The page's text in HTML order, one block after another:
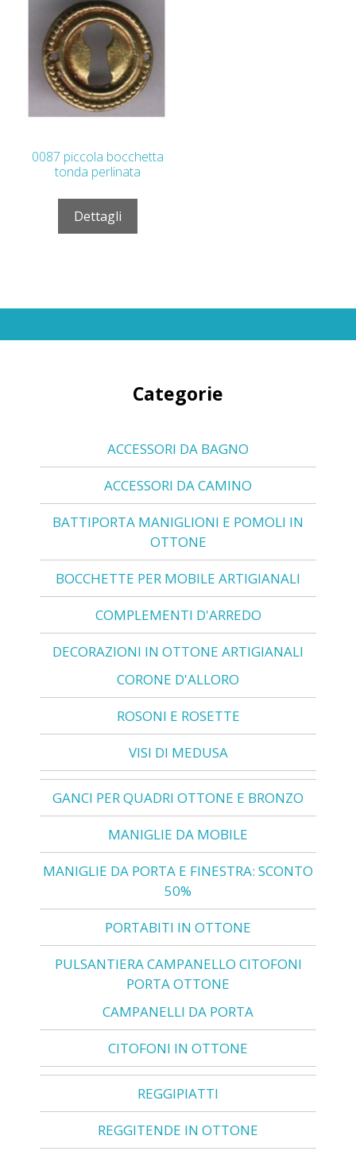
0087 piccola bocchetta
tonda perlinata
Dettagli
Categorie
ACCESSORI DA BAGNO
ACCESSORI DA CAMINO
BATTIPORTA MANIGLIONI E POMOLI IN
OTTONE
BOCCHETTE PER MOBILE ARTIGIANALI
COMPLEMENTI D'ARREDO
DECORAZIONI IN OTTONE ARTIGIANALI
CORONE D'ALLORO
ROSONI E ROSETTE
VISI DI MEDUSA
GANCI PER QUADRI OTTONE E BRONZO
MANIGLIE DA MOBILE
MANIGLIE DA PORTA E FINESTRA: SCONTO
50%
PORTABITI IN OTTONE
PULSANTIERA CAMPANELLO CITOFONI
PORTA OTTONE
CAMPANELLI DA PORTA
CITOFONI IN OTTONE
REGGIPIATTI
REGGITENDE IN OTTONE